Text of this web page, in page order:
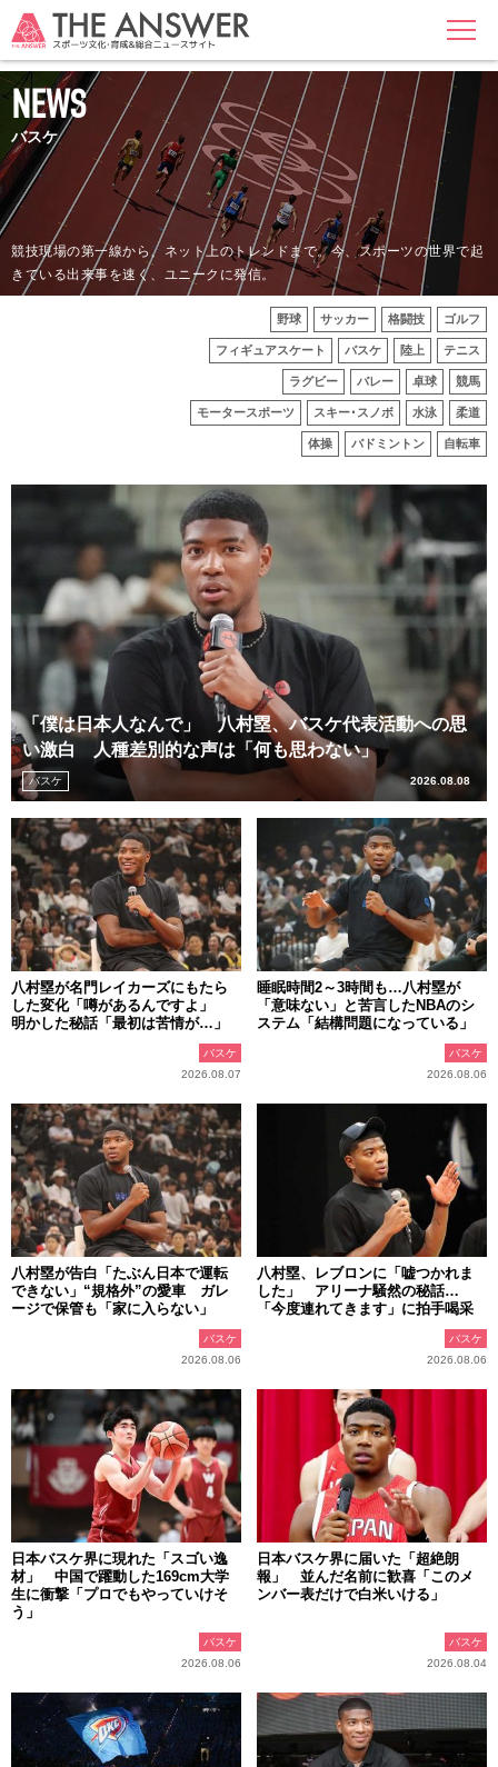
MENU
NEWS
バスケ
競技現場の第一線から、ネット上のトレンドまで。今、スポーツの世界で起
きている出来事を速く、ユニークに発信。
野球 サッカー 格闘技 ゴルフ
フィギュアスケート バスケ 陸上 テニス
ラグビー バレー 卓球 競馬
モータースポーツ スキー･スノボ 水泳 柔道
体操 バドミントン 自転車
「僕は日本人なんで」 八村塁、バスケ代表活動への思
い激白 人種差別的な声は「何も思わない」
バスケ 2026.08.08
八村塁が名門レイカーズにもたら
した変化「噂があるんですよ」
明かした秘話「最初は苦情が…」
バスケ
2026.08.07
睡眠時間2～3時間も…八村塁が
「意味ない」と苦言したNBAのシ
ステム「結構問題になっている」
バスケ
2026.08.06
八村塁が告白「たぶん日本で運転
できない」“規格外”の愛車 ガレ
ージで保管も「家に入らない」
バスケ
2026.08.06
八村塁、レブロンに「嘘つかれま
した」 アリーナ騒然の秘話…
「今度連れてきます」に拍手喝采
バスケ
2026.08.06
日本バスケ界に現れた「スゴい逸
材」 中国で躍動した169cm大学
生に衝撃「プロでもやっていけそ
う」
バスケ
2026.08.06
日本バスケ界に届いた「超絶朗
報」 並んだ名前に歓喜「このメ
ンバー表だけで白米いける」
バスケ
2026.08.04